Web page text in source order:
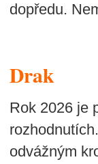
dopředu.
Drak
Rok 2026 je
odvážným